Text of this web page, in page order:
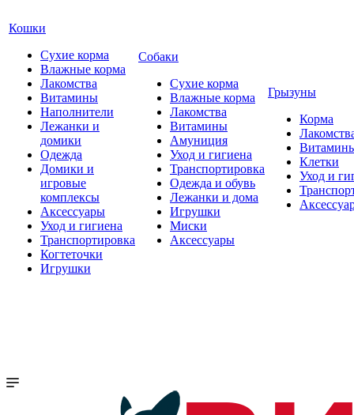
Кошки
Сухие корма
Влажные корма
Лакомства
Витамины
Наполнители
Лежанки и
домики
Одежда
Домики и
игровые
комплексы
Аксессуары
Уход и гигиена
Транспортировка
Когтеточки
Игрушки
Собаки
Сухие корма
Влажные корма
Лакомства
Витамины
Амуниция
Уход и гигиена
Транспортировка
Одежда и обувь
Лежанки и дома
Игрушки
Миски
Аксессуары
Грызуны
Корма
Клетки
Уход и